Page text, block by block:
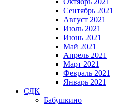
Октябрь 2021
Сентябрь 2021
Август 2021
Июль 2021
Июнь 2021
Май 2021
Апрель 2021
Март 2021
Февраль 2021
Январь 2021
СДК
Бабушкино